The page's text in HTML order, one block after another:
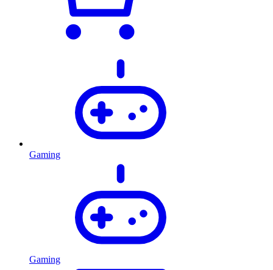
Gaming
Gaming